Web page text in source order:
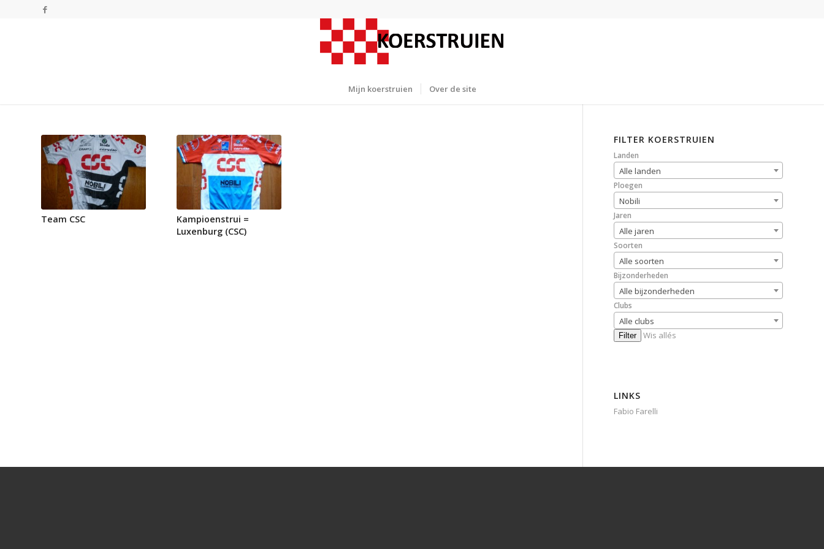
Mijn koerstruien Over de site
Team CSC
Kampioenstrui =
Luxenburg (CSC)
FILTER KOERSTRUIEN
Landen
Alle landen
Ploegen
Nobili
Jaren
Alle jaren
Soorten
Alle soorten
Bijzonderheden
Alle bijzonderheden
Clubs
Alle clubs
Filter Wis allés
LINKS
Fabio Farelli